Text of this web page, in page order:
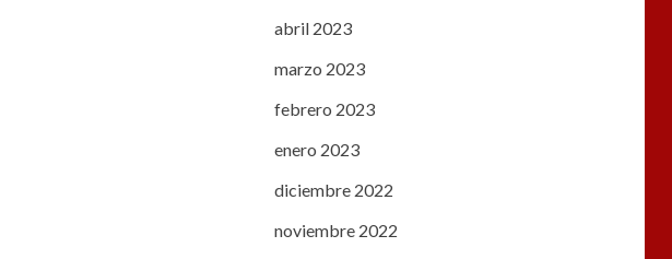
abril 2023
marzo 2023
febrero 2023
enero 2023
diciembre 2022
noviembre 2022